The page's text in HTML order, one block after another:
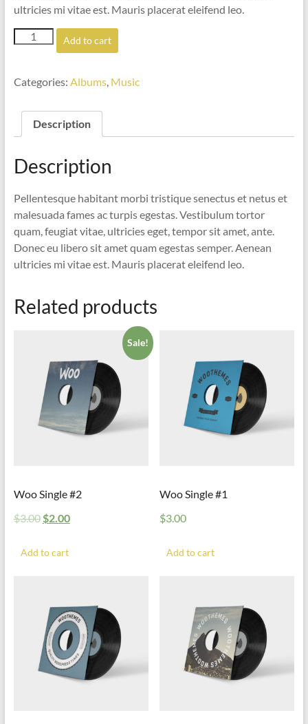
ultricies mi vitae est. Mauris placerat eleifend leo.
Woo
Album
Add to cart
Categories: Albums, Music
Description
Description
Pellentesque habitant morbi tristique senectus et netus et
malesuada fames ac turpis egestas. Vestibulum tortor
quam, feugiat vitae, ultricies eget, tempor sit amet, ante.
Donec eu libero sit amet quam egestas semper. Aenean
ultricies mi vitae est. Mauris placerat eleifend leo.
Related products
Sale!
Woo Single #2
$3.00 $2.00
Add to cart
Woo Single #1
$3.00
Add to cart